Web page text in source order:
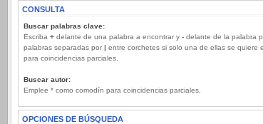
CONSULTA
Buscar palabras clave:
Escriba + delante de una palabra a encontrar y - delante de la palabra
palabras separadas por | entre corchetes si solo una de ellas se quiere
para coincidencias parciales.
Buscar autor:
Emplee * como comodín para coincidencias parciales.
OPCIONES DE BÚSQUEDA